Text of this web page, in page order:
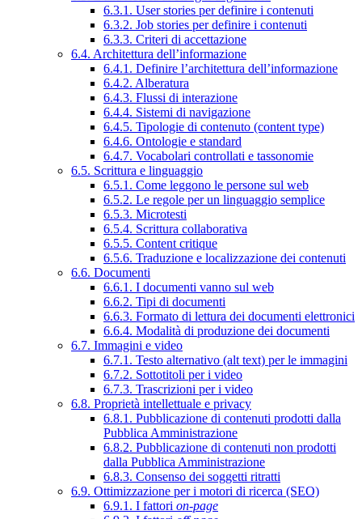
6.3.1. User stories per definire i contenuti
6.3.2. Job stories per definire i contenuti
6.3.3. Criteri di accettazione
6.4. Architettura dell’informazione
6.4.1. Definire l’architettura dell’informazione
6.4.2. Alberatura
6.4.3. Flussi di interazione
6.4.4. Sistemi di navigazione
6.4.5. Tipologie di contenuto (content type)
6.4.6. Ontologie e standard
6.4.7. Vocabolari controllati e tassonomie
6.5. Scrittura e linguaggio
6.5.1. Come leggono le persone sul web
6.5.2. Le regole per un linguaggio semplice
6.5.3. Microtesti
6.5.4. Scrittura collaborativa
6.5.5. Content critique
6.5.6. Traduzione e localizzazione dei contenuti
6.6. Documenti
6.6.1. I documenti vanno sul web
6.6.2. Tipi di documenti
6.6.3. Formato di lettura dei documenti elettronici
6.6.4. Modalità di produzione dei documenti
6.7. Immagini e video
6.7.1. Testo alternativo (alt text) per le immagini
6.7.2. Sottotitoli per i video
6.7.3. Trascrizioni per i video
6.8. Proprietà intellettuale e privacy
6.8.1. Pubblicazione di contenuti prodotti dalla
Pubblica Amministrazione
6.8.2. Pubblicazione di contenuti non prodotti
dalla Pubblica Amministrazione
6.8.3. Consenso dei soggetti ritratti
6.9. Ottimizzazione per i motori di ricerca (SEO)
6.9.1. I fattori on-page